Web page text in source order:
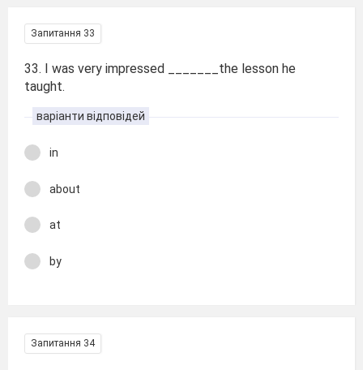
Запитання 33
33. I was very impressed _______the lesson he
taught.
варіанти відповідей
in
about
at
by
Запитання 34